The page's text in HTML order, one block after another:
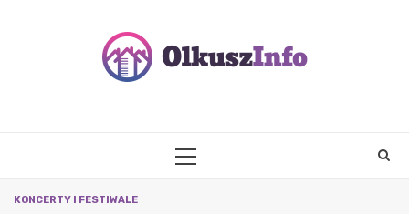
PRIMARY
KONCERTY I FESTIWALE